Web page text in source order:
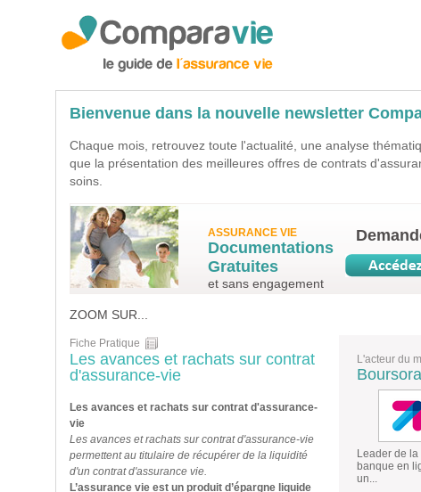
Bienvenue dans la nouvelle newsletter
Chaque mois, retrouvez toute l'actualité, une analyse
que la présentation des meilleures offres de contrats
soins.
ASSURANCE VIE
Documentations
Gratuites
et sans engagement
ZOOM SUR...
Fiche Pratique
Les avances et rachats sur contrat
d'assurance-vie
Les avances et rachats sur contrat d'assurance-
vie
Les avances et rachats sur contrat d'assurance-vie
permettent au titulaire de récupérer de la liquidité
d'un contrat d'assurance vie.
L’assurance vie est un produit d’épargne liquide
L'acteur du
Leader de
banque en
un...